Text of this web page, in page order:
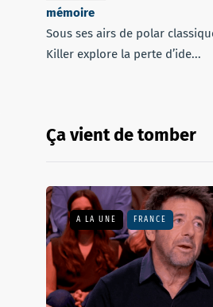
mémoire
Sous ses airs de polar
Killer explore la perte d’ide...
Ça vient de tomber
A LA UNE FRANCE